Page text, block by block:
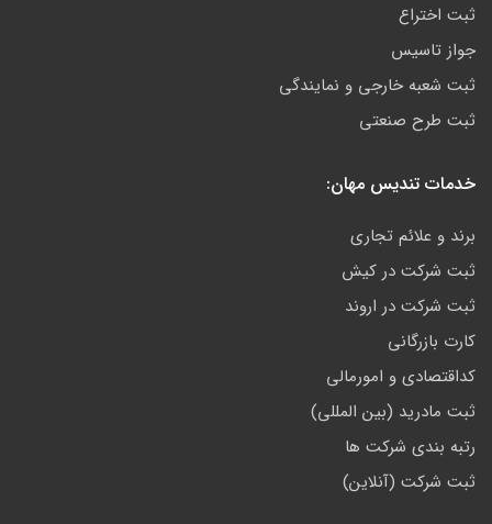
ثبت اختراع
جواز تاسیس
ثبت شعبه خارجی و نمایندگی
ثبت طرح صنعتی
خدمات تندیس مهان:
برند و علائم تجاری
ثبت شرکت در کیش
ثبت شرکت در اروند
کارت بازرگانی
کداقتصادی و امورمالی
ثبت مادرید (بین المللی)
رتبه بندی شرکت ها
ثبت شرکت (آنلاین)